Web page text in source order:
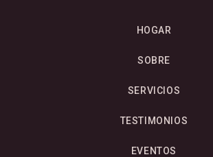
HOGAR
SOBRE
SERVICIOS
TESTIMONIOS
EVENTOS